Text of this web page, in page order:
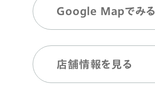
Google Mapでみる
店舗情報を⾒る